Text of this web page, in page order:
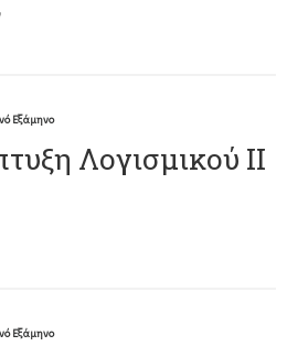
Εξάμηνο
Λογισμικού ΙΙ
Εξάμηνο